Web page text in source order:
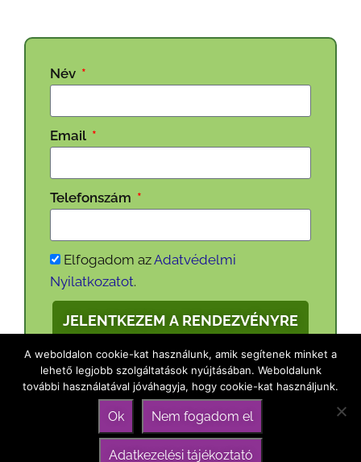
Név
Email
Telefonszám
Elfogadom azAdatvédelmi
Nyilatkozatot.
JELENTKEZEM A RENDEZVÉNYRE
Izgatottan várjuk, hogy
A weboldalon cookie-kat használunk, amik segítenek minket a
lehető legjobb szolgáltatások nyújtásában. Weboldalunk
további használatával jóváhagyja, hogy cookie-kat használjunk.
Ok Nem fogadom el
Adatkezelési tájékoztató